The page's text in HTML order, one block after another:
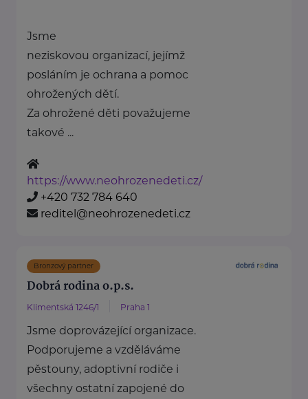
Jsme
neziskovou organizací, jejímž
posláním je ochrana a pomoc
ohrožených dětí.
Za ohrožené děti považujeme
takové ...
https://www.neohrozenedeti.cz/
+420 732 784 640
reditel@neohrozenedeti.cz
Bronzový partner
Dobrá rodina o.p.s.
Klimentská 1246/1 Praha 1
Jsme doprovázející organizace.
Podporujeme a vzděláváme
pěstouny, adoptivní rodiče i
všechny ostatní zapojené do